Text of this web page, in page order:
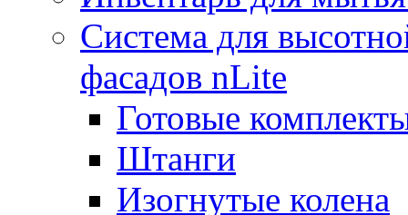
Система для
фасадов nLite
Готовые
Штанги
Изогнутые колена